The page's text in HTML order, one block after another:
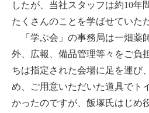
したが、当社スタッフは約10年
たくさんのことを学ばせていた
「学ぶ会」の事務局は一畑薬
外、広報、備品管理等々をご負
ちは指定された会場に足を運び
め、ご用意いただいた道具でト
かったのですが、飯塚氏はじめ